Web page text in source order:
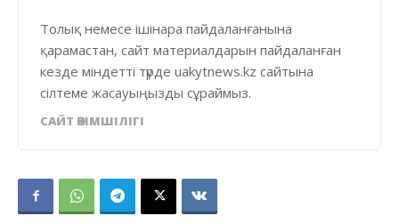
Толық немесе ішінара пайдаланғанына
қарамастан, сайт материалдарын пайдаланған
кезде міндетті түрде uakytnews.kz сайтына
сілтеме жасауыңызды сұраймыз.
САЙТ ӘКІМШІЛІГІ